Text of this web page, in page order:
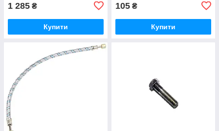
1 285 ₴
Купити
105 ₴
Купити